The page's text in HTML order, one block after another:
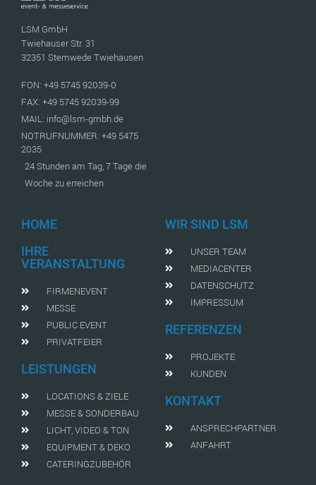
LSM GmbH
Twiehauser Str. 31
32351 Stemwede Twiehausen
FON: +49 5745 92039-0
FAX: +49 5745 92039-99
MAIL: info@lsm-gmbh.de
NOTRUFNUMMER: +49 5475
2035
24 Stunden am Tag, 7 Tage die
Woche zu erreichen
HOME
IHRE
VERANSTALTUNG
FIRMENEVENT
MESSE
PUBLIC EVENT
PRIVATFEIER
LEISTUNGEN
LOCATIONS & ZIELE
MESSE & SONDERBAU
LICHT, VIDEO & TON
EQUIPMENT & DEKO
CATERINGZUBEHÖR
WIR SIND LSM
UNSER TEAM
MEDIACENTER
DATENSCHUTZ
IMPRESSUM
REFERENZEN
PROJEKTE
KUNDEN
KONTAKT
ANSPRECHPARTNER
ANFAHRT